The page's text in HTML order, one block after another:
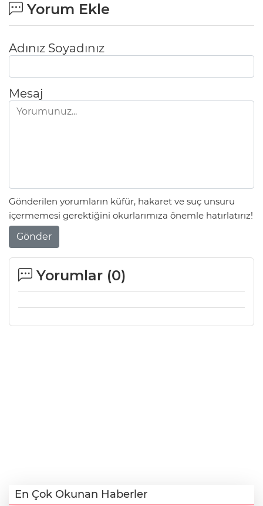
Yorum Ekle
Adınız Soyadınız
Mesaj
Gönderilen yorumların küfür, hakaret ve suç unsuru
içermemesi gerektiğini okurlarımıza önemle hatırlatırız!
Gönder
Yorumlar (0)
En Çok Okunan Haberler